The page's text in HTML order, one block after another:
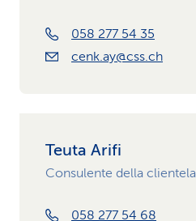
058 277 54 35
cenk.ay@css.ch
Teuta Arifi
Consulente della clientela
058 277 54 68